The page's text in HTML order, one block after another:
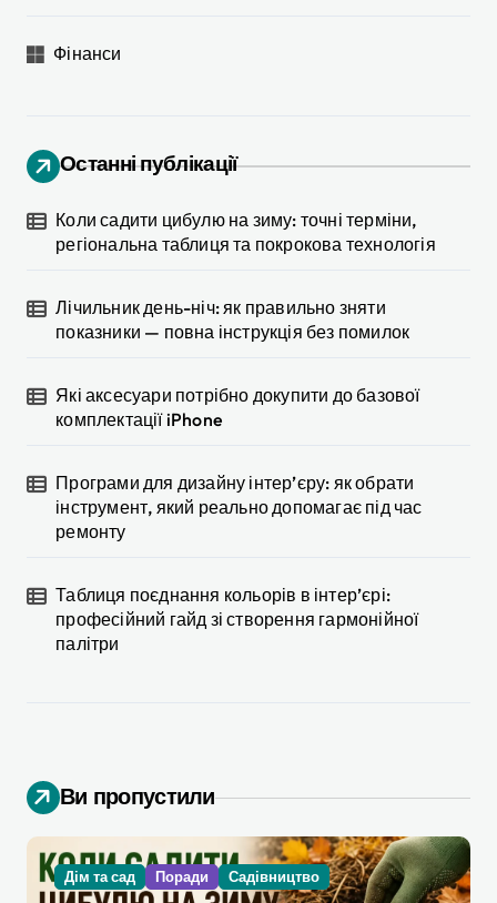
Фінанси
Останні публікації
Коли садити цибулю на зиму: точні терміни,
регіональна таблиця та покрокова технологія
Лічильник день-ніч: як правильно зняти
показники — повна інструкція без помилок
Які аксесуари потрібно докупити до базової
комплектації iPhone
Програми для дизайну інтер’єру: як обрати
інструмент, який реально допомагає під час
ремонту
Таблиця поєднання кольорів в інтер’єрі:
професійний гайд зі створення гармонійної
палітри
Ви пропустили
Дім та сад Поради Садівництво